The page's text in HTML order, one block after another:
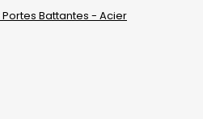
Battantes - Acier